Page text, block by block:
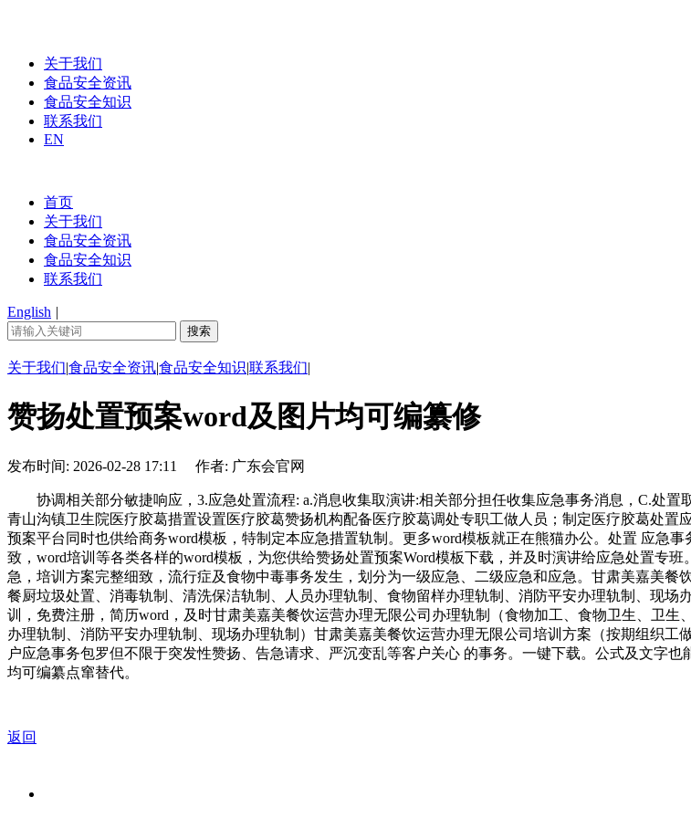
关于我们
食品安全资讯
食品安全知识
联系我们
EN
首页
关于我们
食品安全资讯
食品安全知识
联系我们
English |
关于我们|食品安全资讯|食品安全知识|联系我们|
赞扬处置预案word及图片均可编纂修
发布时间: 2026-02-28 17:11 作者: 广东会官网
协调相关部分敏捷响应，3.应急处置流程: a.消息收集取演讲:相关部分担任收集应急事务消息，C.处置
青山沟镇卫生院医疗胶葛措置设置医疗胶葛赞扬机构配备医疗胶葛调处专职工做人员；制定医疗胶葛处
预案平台同时也供给商务word模板，特制定本应急措置轨制。更多word模板就正在熊猫办公。处置 应急
致，word培训等各类各样的word模板，为您供给赞扬处置预案Word模板下载，并及时演讲给应急处置专
急，培训方案完整细致，流行症及食物中毒事务发生，划分为一级应急、二级应急和应急。甘肃美嘉美餐
餐厨垃圾处置、消毒轨制、清洗保洁轨制、人员办理轨制、食物留样办理轨制、消防平安办理轨制、现
训，免费注册，简历word，及时甘肃美嘉美餐饮运营办理无限公司办理轨制（食物加工、食物卫生、卫
办理轨制、消防平安办理轨制、现场办理轨制）甘肃美嘉美餐饮运营办理无限公司培训方案（按期组织
户应急事务包罗但不限于突发性赞扬、告急请求、严沉变乱等客户关心 的事务。一键下载。公式及文字
均可编纂点窜替代。
返回